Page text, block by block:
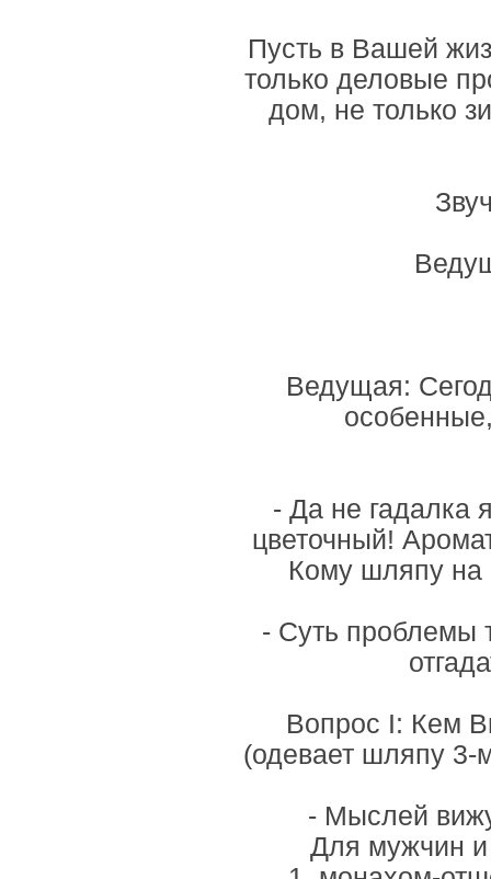
Пусть в Вашей
только деловые
дом, не только
Ведущая:
- Да не гадалка
цветочный!
Кому шляпу на
- Суть проблемы
Вопрос I: Кем
(одевает шляпу 3-
- Мыслей
Для мужчин